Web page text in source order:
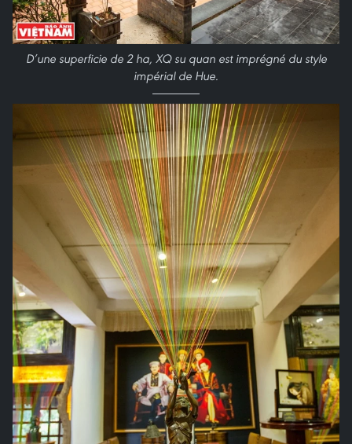
D’une superficie de 2 ha, XQ su quan est imprégné du style
impérial de Hue.